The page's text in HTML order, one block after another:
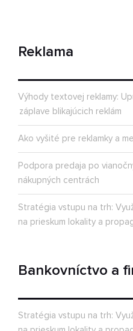
Reklama
Výhody textovej reklamy:
záplave blikajúcich reklám
Ako vyšité pre reklamky a
Podpora predaja po
nákupných centrách
Stratégia vstupu na trh:
na prieskum lokality a
Bankovníctvo a
Stratégia vstupu na trh: